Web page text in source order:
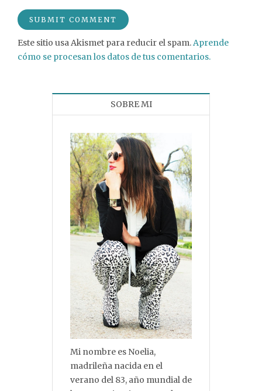
Este sitio usa Akismet para reducir el spam.Aprende
cómo se procesan los datos de tus comentarios.
SOBRE MI
Mi nombre es Noelia,
madrileña nacida en el
verano del 83, año mundial de